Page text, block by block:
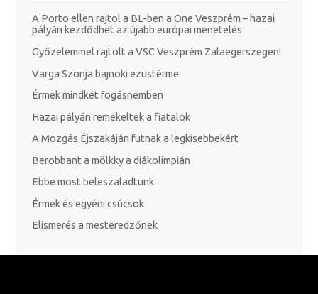
A Porto ellen rajtol a BL-ben a One Veszprém – hazai
pályán kezdődhet az újabb európai menetelés
Győzelemmel rajtolt a VSC Veszprém Zalaegerszegen!
Varga Szonja bajnoki ezüstérme
Érmek mindkét fogásnemben
Hazai pályán remekeltek a fiatalok
A Mozgás Éjszakáján futnak a legkisebbekért
Berobbant a mölkky a diákolimpián
Ebbe most beleszaladtunk
Érmek és egyéni csúcsok
Elismerés a mesteredzőnek